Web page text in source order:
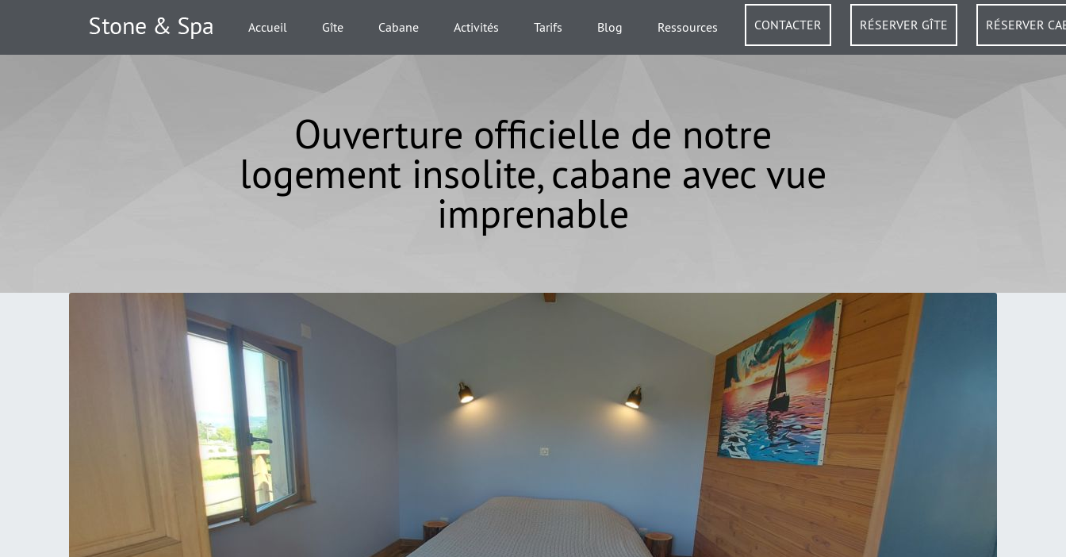
Accueil Gîte Cabane Activités Tarifs Blog Ressources CONTACTER RÉSERVER GÎTE RÉSERVER
Ouverture officielle de notre
logement insolite, cabane avec vue
imprenable